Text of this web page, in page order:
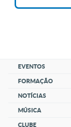
EVENTOS
FORMAÇÃO
NOTÍCIAS
MÚSICA
CLUBE